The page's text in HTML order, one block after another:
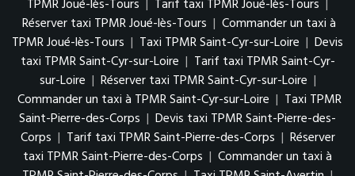
TPMR Joué-lès-Tours | Tarif taxi TPMR Joué-lès-Tours |
Réserver taxi TPMR Joué-lès-Tours | Commander un taxi à
TPMR Joué-lès-Tours | Taxi TPMR Saint-Cyr-sur-Loire | Devis
taxi TPMR Saint-Cyr-sur-Loire | Tarif taxi TPMR Saint-Cyr-
sur-Loire | Réserver taxi TPMR Saint-Cyr-sur-Loire |
Commander un taxi à TPMR Saint-Cyr-sur-Loire | Taxi TPMR
Saint-Pierre-des-Corps | Devis taxi TPMR Saint-Pierre-des-
Corps | Tarif taxi TPMR Saint-Pierre-des-Corps | Réserver
taxi TPMR Saint-Pierre-des-Corps | Commander un taxi à